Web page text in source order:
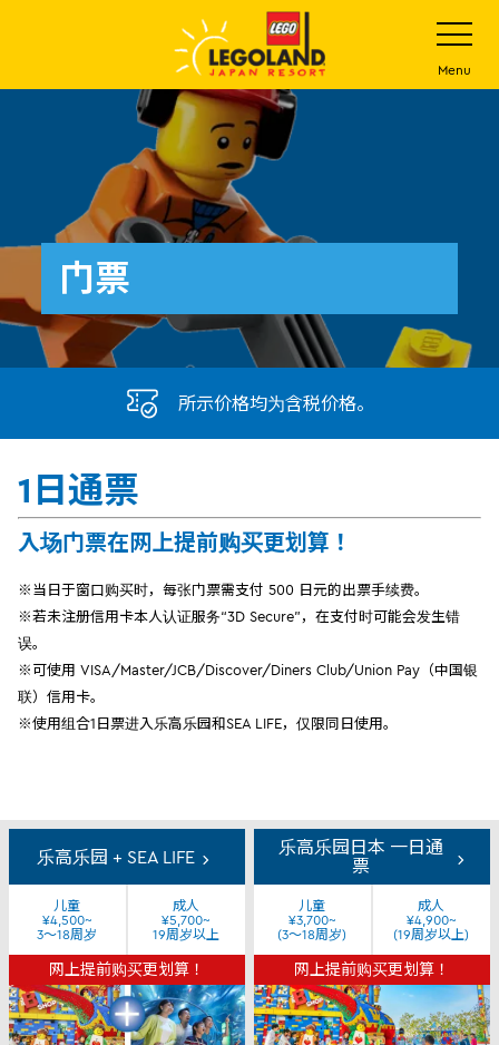
主
打
开
网
站
菜
单
Menu
门票
所示价格均为含税价格。
1日通票
入场门票在网上提前购买更划算！
※当日于窗口购买时，每张门票需支付 500 日元的出票手续费。
※若未注册信用卡本人认证服务“3D Secure”，在支付时可能会发生错
误。
※可使用 VISA/Master/JCB/Discover/Diners Club/Union Pay（中国银
联）信用卡。
※使用组合1日票进入乐高乐园和SEA LIFE，仅限同日使用。
Tickets
Passes
乐高乐园 + SEA LIFE
儿童
¥4,500~
3～18周岁
成人
¥5,700~
19周岁以上
网上提前购买更划算！
乐高乐园日本 一日通
票
儿童
¥3,700~
(3～18周岁)
成人
¥4,900~
(19周岁以上)
网上提前购买更划算！